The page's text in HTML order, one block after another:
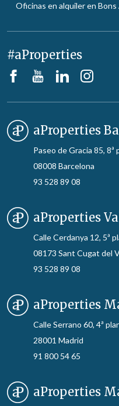
Oficinas en alquiler en Bons
#aProperties
aProperties
Paseo de Gracia 85, 8ª
08008 Barcelona
93 528 89 08
aProperties
Calle Cerdanya 12, 5ª
08173 Sant Cugat del
93 528 89 08
aProperties
Calle Serrano 60, 4ª
28001 Madrid
91 800 54 65
aProperties